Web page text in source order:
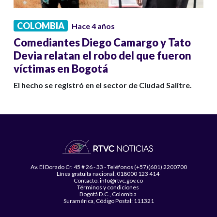
COLOMBIA Hace 4 años
Comediantes Diego Camargo y Tato
Devia relatan el robo del que fueron
víctimas en Bogotá
El hecho se registró en el sector de Ciudad Salitre.
Av. El Dorado Cr. 45 # 26 - 33 - Teléfonos (+57)(601) 2200700
Línea gratuita nacional: 018000 123 414
Contacto: info@rtvc.gov.co
Términos y condiciones
Bogotá D.C., Colombia
Suramérica, Código Postal: 111321